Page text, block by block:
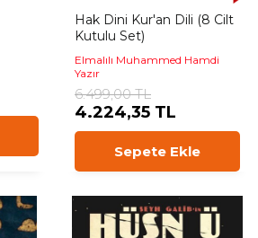
Hak Dini Kur'an Dili (8 Cilt
Kutulu Set)
Elmalılı Muhammed Hamdi
Yazır
6.499,00 TL
4.224,35 TL
Sepete Ekle